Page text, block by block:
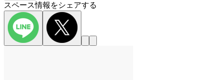
スペース情報をシェアする